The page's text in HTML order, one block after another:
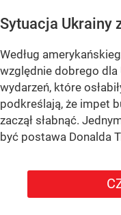
Sytuacja Ukrainy
Według
względnie dobrego dla
wydarzeń, które
podkreślają, że impet
zaczął słabnąć.
być postawa Donalda